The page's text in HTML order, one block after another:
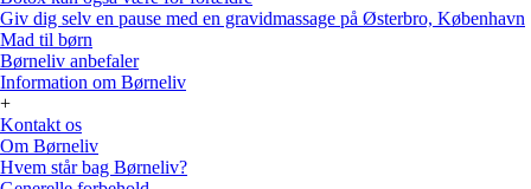
Giv dig selv en pause med en gravidmassage på Østerbro, København
Mad til børn
Børneliv anbefaler
Information om Børneliv
+
Kontakt os
Om Børneliv
Hvem står bag Børneliv?